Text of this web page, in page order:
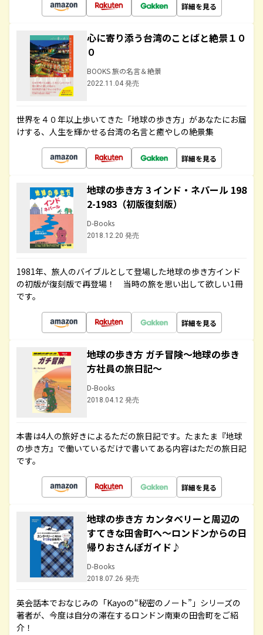
詳細を見る
心に寄り添う台湾のことばと絶景１０
０
BOOKS 旅の名言＆絶景
2022.11.04 発売
世界を４０年以上歩いてきた「地球の歩き方」があなたにお届
けする、人生を輝かせる台湾の名言と癒やしの絶景集
詳細を見る
地球の歩き方 3 インド・ネパール 198
2-1983（初版復刻版）
D-Books
2018.12.20 発売
1981年、旅人のバイブルとして登場した地球の歩き方インド
の初版が復刻版で再登場！ 当時の旅を思い出して欲しい1冊
です。
詳細を見る
地球の歩き方 ガチ冒険～地球の歩き
方社員の旅日記～
D-Books
2018.04.12 発売
本書は4人の旅好きによるただの旅日記です。たまたま『地球
の歩き方』で働いているだけで書いてある内容はただの旅日記
です。
詳細を見る
地球の歩き方 カンタベリーと周辺の
すてきな田舎町へ～ロンドンからの日
帰りおさんぽガイド♪
D-Books
2018.07.26 発売
英会話本でおなじみの「Kayoの“秘密のノート”」シリーズの
著者が、今度は自分の滞在するロンドン南東の田舎町をご紹
介！